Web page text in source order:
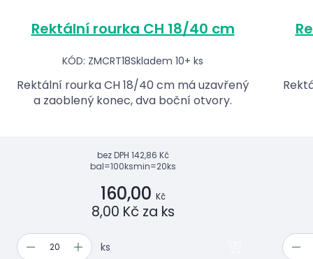
Rektální rourka CH 18/40 cm
KÓD: ZMCRT18Skladem 10+ ks
Rektální rourka CH 18/40 cm má uzavřený
a zaoblený konec, dva boční otvory.
bez DPH 142,86 Kč
bal=100ksmin=20ks
160,00 Kč
8,00 Kč za ks
ks